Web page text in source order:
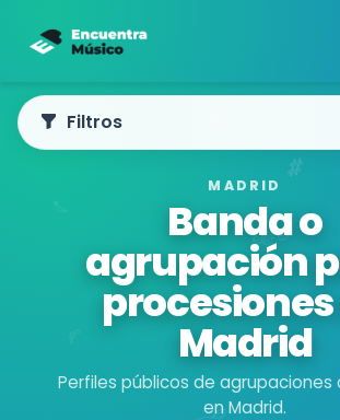
MADRID
Banda o
agrupación
Madrid
Perfiles públicos de agrupaciones
en Madrid.
Filtros